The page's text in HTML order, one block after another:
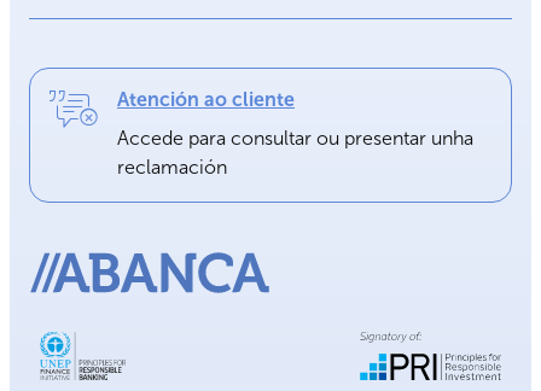
Atención ao cliente
Accede para consultar ou presentar unha
reclamación